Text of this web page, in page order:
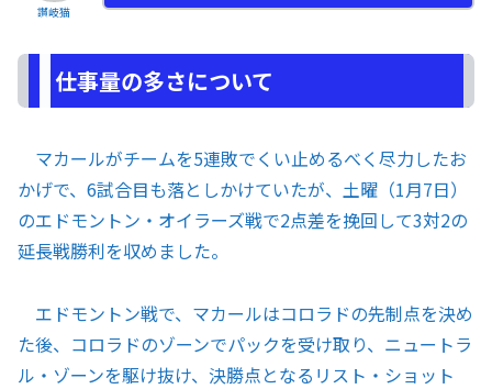
讃岐猫
仕事量の多さについて
マカールがチームを5連敗でくい止めるべく尽力したお
かげで、6試合目も落としかけていたが、土曜（1月7日）
のエドモントン・オイラーズ戦で2点差を挽回して3対2の
延長戦勝利を収めました。
エドモントン戦で、マカールはコロラドの先制点を決め
た後、コロラドのゾーンでパックを受け取り、ニュートラ
ル・ゾーンを駆け抜け、決勝点となるリスト・ショット